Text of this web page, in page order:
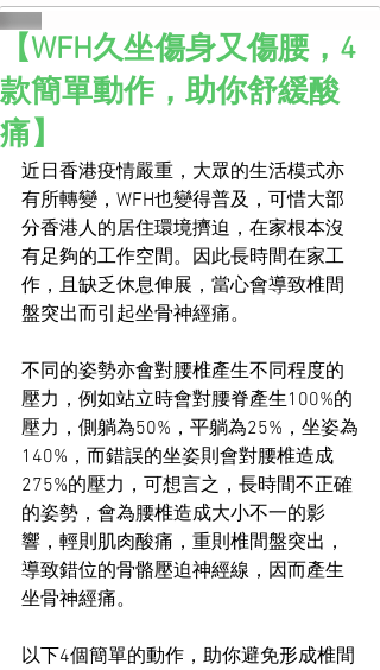
【WFH久坐傷身又傷腰，4
款簡單動作，助你舒緩酸
痛】
近日香港疫情嚴重，大眾的生活模式亦
有所轉變，WFH也變得普及，可惜大部
分香港人的居住環境擠迫，在家根本沒
有足夠的工作空間。因此長時間在家工
作，且缺乏休息伸展，當心會導致椎間
盤突出而引起坐骨神經痛。
不同的姿勢亦會對腰椎產生不同程度的
壓力，例如站立時會對腰脊產生100%的
壓力，側躺為50%，平躺為25%，坐姿為
140%，而錯誤的坐姿則會對腰椎造成
275%的壓力，可想言之，長時間不正確
的姿勢，會為腰椎造成大小不一的影
響，輕則肌肉酸痛，重則椎間盤突出，
導致錯位的骨骼壓迫神經線，因而產生
坐骨神經痛。
以下4️個簡單的動作，助你避免形成椎間